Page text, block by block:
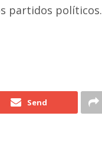
partidos políticos.
Send